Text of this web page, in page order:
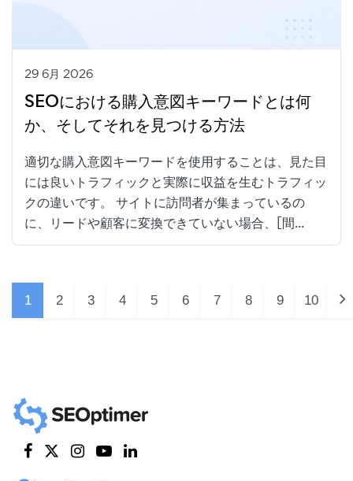
29 6月 2026
SEOにおける購入意図キーワードとは何
か、そしてそれを見つける方法
適切な購入意図キーワードを使用することは、見た目
には良いトラフィックと実際に収益を生むトラフィッ
クの違いです。 サイトに訪問者が集まっているの
に、リードや顧客に変換できていない場合、[間...
1 2 3 4 5 6 7 8 9 10